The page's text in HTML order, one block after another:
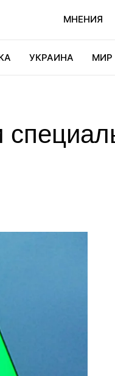
МНЕНИЯ
УКРАИНА МИР